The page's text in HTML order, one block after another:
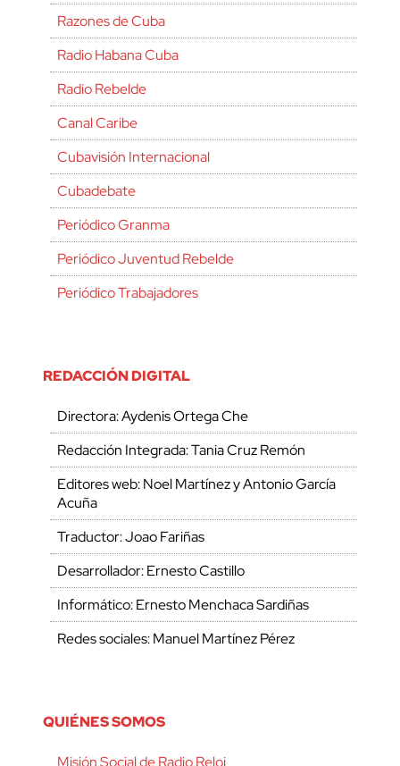
Razones de Cuba
Radio Habana Cuba
Radio Rebelde
Canal Caribe
Cubavisión Internacional
Cubadebate
Periódico Granma
Periódico Juventud Rebelde
Periódico Trabajadores
REDACCIÓN DIGITAL
Directora: Aydenis Ortega Che
Redacción Integrada: Tania Cruz Remón
Editores web: Noel Martínez y Antonio García
Acuña
Traductor: Joao Fariñas
Desarrollador: Ernesto Castillo
Informático: Ernesto Menchaca Sardiñas
Redes sociales: Manuel Martínez Pérez
QUIÉNES SOMOS